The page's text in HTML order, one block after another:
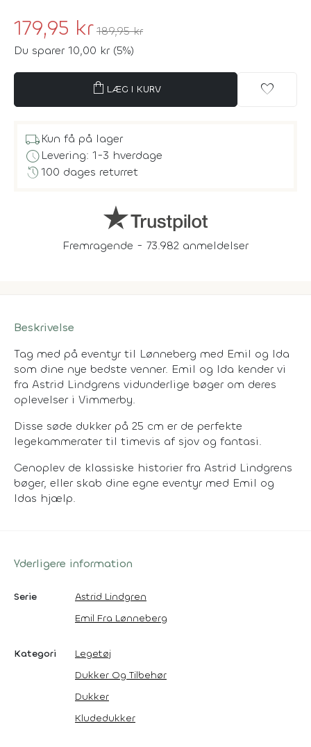
179,95 kr 189,95 kr
Du sparer 10,00 kr (5%)
shopping_bag LÆG I KURV favorite
local_shippingKun få på lager
scheduleLevering: 1-3 hverdage
history100 dages returret
Fremragende - 73.982 anmeldelser
Beskrivelse
Tag med på eventyr til Lønneberg med Emil og Ida
som dine nye bedste venner. Emil og Ida kender vi
fra Astrid Lindgrens vidunderlige bøger om deres
oplevelser i Vimmerby.
Disse søde dukker på 25 cm er de perfekte
legekammerater til timevis af sjov og fantasi.
Genoplev de klassiske historier fra Astrid Lindgrens
bøger, eller skab dine egne eventyr med Emil og
Idas hjælp.
Yderligere information
Serie
Astrid Lindgren
Emil Fra Lønneberg
Kategori
Legetøj
Dukker Og Tilbehør
Dukker
Kludedukker